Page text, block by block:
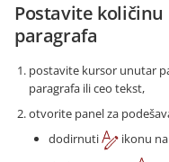
Postavite
paragrafa
postavite kursor unutar
paragrafa ili ceo tekst,
otvorite panel za
dodirnuti
ikonu